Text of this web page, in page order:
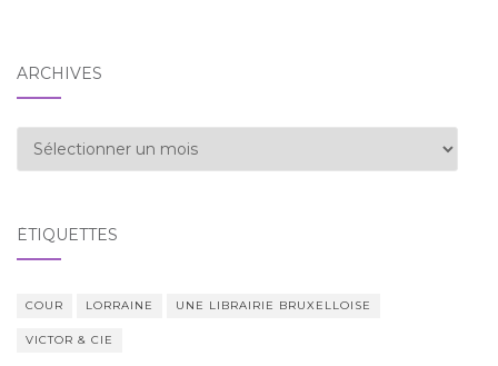
ARCHIVES
Archives
ÉTIQUETTES
COUR LORRAINE UNE LIBRAIRIE BRUXELLOISE
VICTOR & CIE